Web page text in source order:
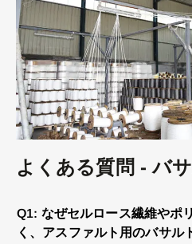
よくある質問 - バ
Q1: なぜセルロース繊維やポ
く、アスファルト用のバサル